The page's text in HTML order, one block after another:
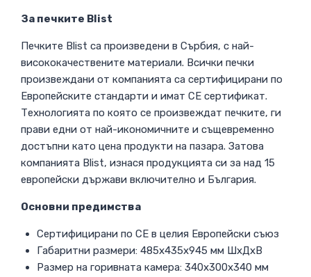
За печките Blist
Печките Blist са произведени в Сърбия, с най-
висококачествените материали. Всички печки
произвеждани от компанията са сертифицирани по
Европейските стандарти и имат CE сертификат.
Технологията по която се произвеждат печките, ги
прави едни от най-икономичните и същевременно
достъпни като цена продукти на пазара. Затова
компанията Blist, изнася продукцията си за над 15
европейски държави включително и България.
Основни предимства
Сертифицирани по СЕ в целия Европейски съюз
Габаритни размери: 485х435х945 мм ШхДхВ
Размер на горивната камера: 340х300х340 мм